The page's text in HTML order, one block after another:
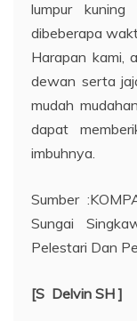
lumpur
dibeberapa
Harapan kami,
dewan serta
mudah
dapat
imbuhnya.
Sumber
Sungai
Pelestari Dan
[S Delvin SH ]